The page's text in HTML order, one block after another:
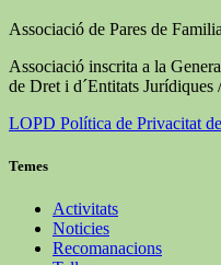
Associació de Pares de
Associació inscrita a la
de Dret i d´Entitats
LOPD Política de Privacitat
Temes
Activitats
Noticies
Recomanacions